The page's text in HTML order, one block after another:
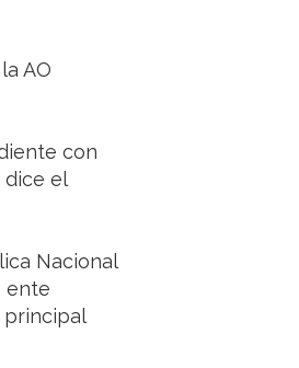
AO
con
dice el
Nacional
ente
principal